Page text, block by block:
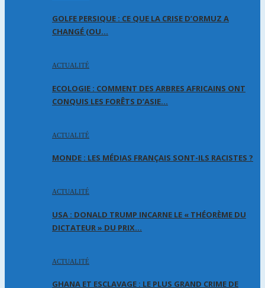
GOLFE PERSIQUE : CE QUE LA CRISE D’ORMUZ A
CHANGÉ (OU…
ACTUALITÉ
ECOLOGIE : COMMENT DES ARBRES AFRICAINS ONT
CONQUIS LES FORÊTS D’ASIE…
ACTUALITÉ
MONDE : LES MÉDIAS FRANÇAIS SONT-ILS RACISTES ?
ACTUALITÉ
USA : DONALD TRUMP INCARNE LE « THÉORÈME DU
DICTATEUR » DU PRIX…
ACTUALITÉ
GHANA ET ESCLAVAGE : LE PLUS GRAND CRIME DE